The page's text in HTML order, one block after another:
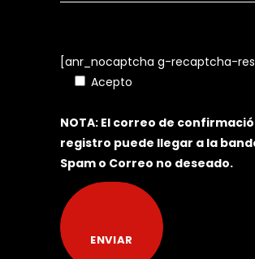
[anr_nocaptcha g-recaptcha-
Acepto
NOTA: El correo de
registro puede llegar a la
Spam o Correo no deseado.